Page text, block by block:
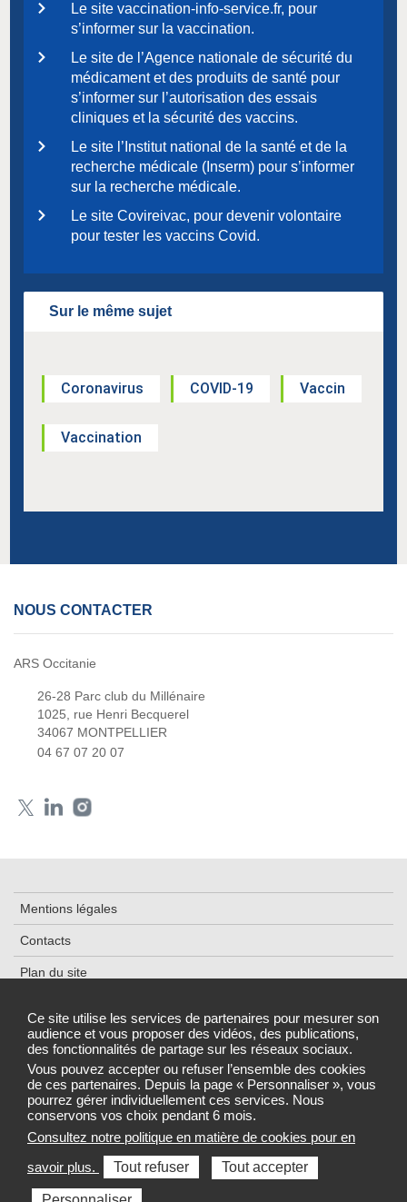
Ce site utilise les services de partenaires pour mesurer son
audience et vous proposer des vidéos, des publications,
des fonctionnalités de partage sur les réseaux sociaux.
Vous pouvez accepter ou refuser l’ensemble des cookies
de ces partenaires. Depuis la page « Personnaliser », vous
pourrez gérer individuellement ces services. Nous
conservons vos choix pendant 6 mois.
Consultez notre politique en matière de cookies pour en
savoir plus.
Tout refuser Tout accepter
Le site vaccination-info-service.fr, pour
s’informer sur la vaccination.
Le site de l’Agence nationale de sécurité du
médicament et des produits de santé pour
s’informer sur l’autorisation des essais
cliniques et la sécurité des vaccins.
Le site l’Institut national de la santé et de la
recherche médicale (Inserm) pour s’informer
sur la recherche médicale.
Le site Covireivac, pour devenir volontaire
pour tester les vaccins Covid.
Sur le même sujet
Coronavirus COVID-19 Vaccin
Vaccination
NOUS CONTACTER
ARS Occitanie
26-28 Parc club du Millénaire
1025, rue Henri Becquerel
34067 MONTPELLIER
04 67 07 20 07
Mentions légales
Contacts
Plan du site
Cookies et traceurs
Gestion des cookies
Sélectionnez une région pour accéder au site de votre Agence
régionale de santé